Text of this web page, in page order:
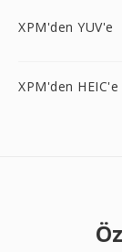
XPM'den YUV'e
XPM'den HEIC'e